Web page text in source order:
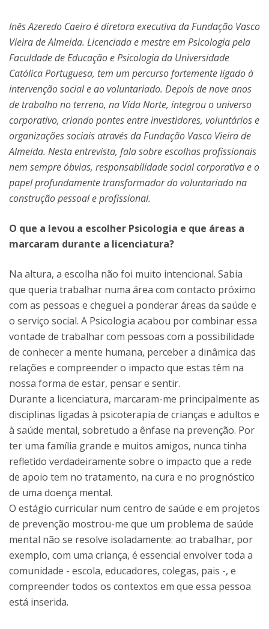
Inês Azeredo Caeiro é diretora executiva da Fundação Vasco
Vieira de Almeida. Licenciada e mestre em Psicologia pela
Faculdade de Educação e Psicologia da Universidade
Católica Portuguesa, tem um percurso fortemente ligado à
intervenção social e ao voluntariado. Depois de nove anos
de trabalho no terreno, na Vida Norte, integrou o universo
corporativo, criando pontes entre investidores, voluntários e
organizações sociais através da Fundação Vasco Vieira de
Almeida. Nesta entrevista, fala sobre escolhas profissionais
nem sempre óbvias, responsabilidade social corporativa e o
papel profundamente transformador do voluntariado na
construção pessoal e profissional.
O que a levou a escolher Psicologia e que áreas a
marcaram durante a licenciatura?
Na altura, a escolha não foi muito intencional. Sabia
que queria trabalhar numa área com contacto próximo
com as pessoas e cheguei a ponderar áreas da saúde e
o serviço social. A Psicologia acabou por combinar essa
vontade de trabalhar com pessoas com a possibilidade
de conhecer a mente humana, perceber a dinâmica das
relações e compreender o impacto que estas têm na
nossa forma de estar, pensar e sentir.
Durante a licenciatura, marcaram-me principalmente as
disciplinas ligadas à psicoterapia de crianças e adultos e
à saúde mental, sobretudo a ênfase na prevenção. Por
ter uma família grande e muitos amigos, nunca tinha
refletido verdadeiramente sobre o impacto que a rede
de apoio tem no tratamento, na cura e no prognóstico
de uma doença mental.
O estágio curricular num centro de saúde e em projetos
de prevenção mostrou-me que um problema de saúde
mental não se resolve isoladamente: ao trabalhar, por
exemplo, com uma criança, é essencial envolver toda a
comunidade - escola, educadores, colegas, pais -, e
compreender todos os contextos em que essa pessoa
está inserida.